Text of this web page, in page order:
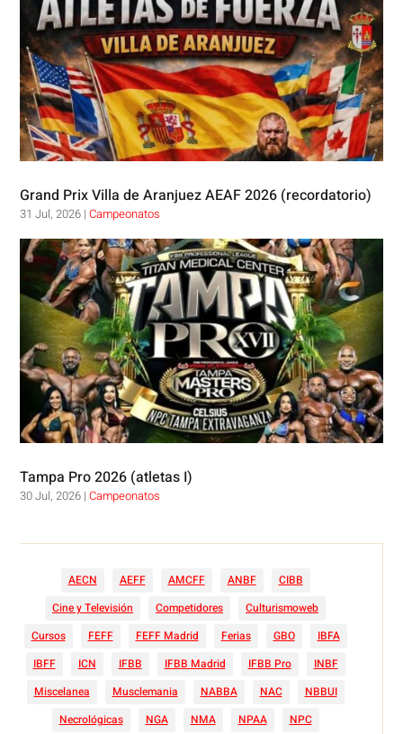
Grand Prix Villa de Aranjuez AEAF 2026 (recordatorio)
31 Jul, 2026 |Campeonatos
Tampa Pro 2026 (atletas I)
30 Jul, 2026 |Campeonatos
AECN AEFF AMCFF ANBF
CIBB
Cine y Televisión
Competidores
Culturismoweb
Cursos
FEFF FEFF Madrid Ferias GBO
IBFA
IBFF
ICN IFBB IFBB Madrid IFBB Pro
INBF
Miscelanea
Musclemania NABBA NAC
NBBUI
Necrológicas
NGA NMA NPAA
NPC